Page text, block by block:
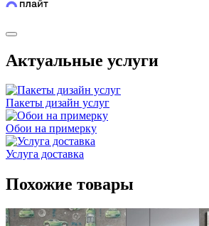
Актуальные услуги
Пакеты дизайн услуг
Обои на примерку
Услуга доставка
Похожие товары